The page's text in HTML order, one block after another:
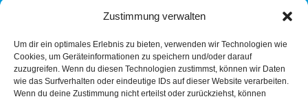
Zustimmung verwalten
Um dir ein optimales Erlebnis zu bieten, verwenden wir Technologien wie
Cookies, um Geräteinformationen zu speichern und/oder darauf
zuzugreifen. Wenn du diesen Technologien zustimmst, können wir Daten
wie das Surfverhalten oder eindeutige IDs auf dieser Website verarbeiten.
Wenn du deine Zustimmung nicht erteilst oder zurückziehst, können
Zwei Artikel, zwei Sprachen – ein Thema: Deutschlands Pose
als „Friedensmacht“, die Waffen liefert, Milliarden zahlt und
gleichzeitig international keine Rolle mehr spielt.Während die